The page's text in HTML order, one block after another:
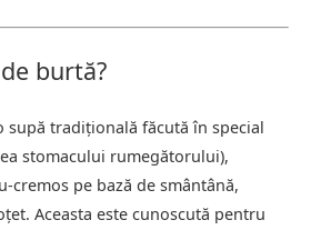
burtă?
supă tradițională făcută în special
stomacului rumegătorului),
cremos pe bază de smântână,
Aceasta este cunoscută pentru